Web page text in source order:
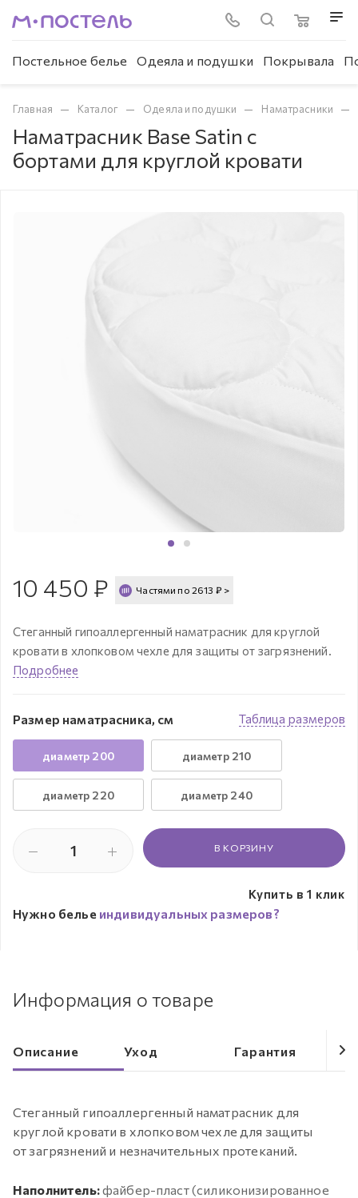
Постельное белье Одеяла и подушки Покрывала
Главная — Каталог — Одеяла и подушки — Наматрасники —
Наматрасник Base Satin с
бортами для круглой кровати
10 450 ₽ Частями по 2613 ₽ >
Стеганный гипоаллергенный наматрасник для круглой
кровати в хлопковом чехле для защиты от загрязнений.
Подробнее
Таблица размеров
Размер наматрасника, см
диаметр 200 диаметр 210
диаметр 220 диаметр 240
В КОРЗИНУ
Купить в 1 клик
Нужно белье индивидуальных размеров?
Информация о товаре
Описание Уход Гарантия
Стеганный гипоаллергенный наматрасник для
круглой кровати в хлопковом чехле для защиты
от загрязнений и незначительных протеканий.
Наполнитель:файбер-пласт (силиконизированное